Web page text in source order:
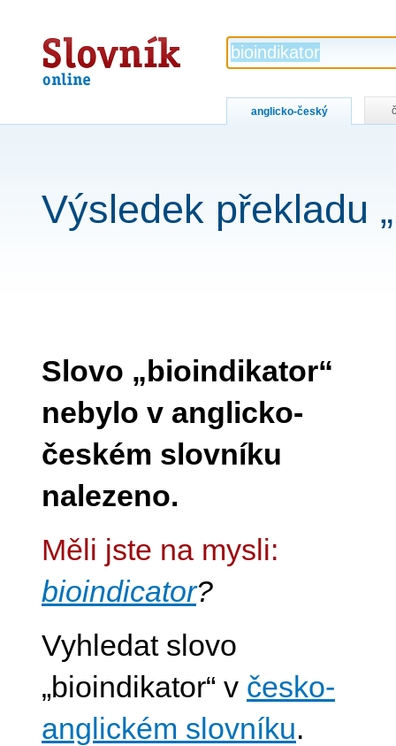
Slovník
online
anglicko-český
Výsledek překladu
Slovo „bioindikator“
nebylo v anglicko-
českém slovníku
nalezeno.
Měli jste na mysli:
bioindicator?
Vyhledat slovo
„bioindikator“ v česko-
anglickém slovníku.